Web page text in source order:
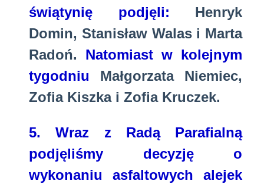
świątynię podjęli: Henryk
Domin, Stanisław Walas i Marta
Radoń. Natomiast w kolejnym
tygodniu Małgorzata Niemiec,
Zofia Kiszka i Zofia Kruczek.
5. Wraz z Radą Parafialną
podjęliśmy decyzję o
wykonaniu asfaltowych alejek